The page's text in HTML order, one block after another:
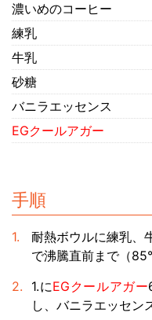
濃いめのコーヒー
練乳
牛乳
砂糖
バニラエッセンス
EGクールアガー
手順
耐熱ボウルに練乳、
で沸騰直前まで（
1.にEGクールアガー
し、バニラエッセン